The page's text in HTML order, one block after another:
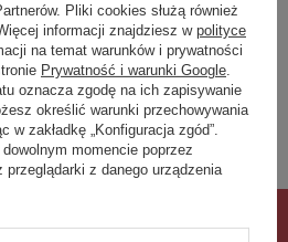
trzystopniowy poprzez włącznik
ścienny
również
Następny z tej kategorii
Pliki cookies służą również
informacji znajdziesz w polityce
na temat warunków i prywatności
Prywatność i warunki Google
oznacza zgodę na ich zapisywanie
określić warunki przechowywania
zakładkę „Konfiguracja zgód”.
momencie poprzez
z danego urządzenia